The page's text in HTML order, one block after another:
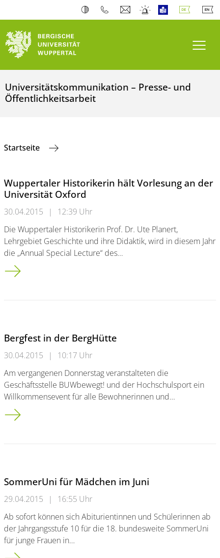
Universitätskommunikation – Presse- und
Öffentlichkeitsarbeit
Startseite
Wuppertaler Historikerin hält Vorlesung an der
Universität Oxford
30.04.2015 |
12:39 Uhr
Die Wuppertaler Historikerin Prof. Dr. Ute Planert,
Lehrgebiet Geschichte und ihre Didaktik, wird in diesem Jahr
die „Annual Special Lecture“ des…
Wuppertaler Historikerin hält Vorlesung an der Universität
Bergfest in der BergHütte
30.04.2015 |
10:17 Uhr
Am vergangenen Donnerstag veranstalteten die
Geschäftsstelle BUWbewegt! und der Hochschulsport ein
Willkommensevent für alle Bewohnerinnen und…
Bergfest in der BergHütte
SommerUni für Mädchen im Juni
29.04.2015 |
16:55 Uhr
Ab sofort können sich Abiturientinnen und Schülerinnen ab
der Jahrgangsstufe 10 für die 18. bundesweite SommerUni
für junge Frauen in…
SommerUni für Mädchen im Juni